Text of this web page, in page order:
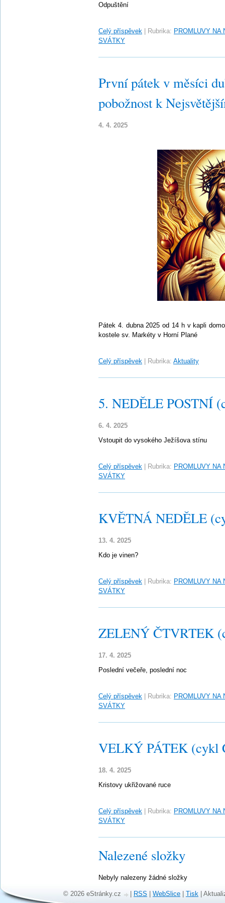
Odpuštění
Celý příspěvek Rubrika: PROMLUVY NA
SVÁTKY
První pátek v měsíci
pobožnost k
4. 4. 2025
Pátek 4. dubna 2025 od 14 h v kapli
kostele sv. Markéty v Horní Plané
Celý příspěvek Rubrika: Aktuality
5. NEDĚLE POSTNÍ
6. 4. 2025
Vstoupit do vysokého Ježíšova stínu
Celý příspěvek Rubrika: PROMLUVY NA
SVÁTKY
KVĚTNÁ NEDĚLE
13. 4. 2025
Kdo je vinen?
Celý příspěvek Rubrika: PROMLUVY NA
SVÁTKY
ZELENÝ ČTVRTEK
17. 4. 2025
Poslední večeře, poslední noc
Celý příspěvek Rubrika: PROMLUVY NA
SVÁTKY
VELKÝ PÁTEK (cykl
18. 4. 2025
Kristovy ukřižované ruce
Celý příspěvek Rubrika: PROMLUVY NA
SVÁTKY
Nalezené složky
Nebyly nalezeny žádné složky
© 2026 eStránky.cz RSS WebSlice Tisk